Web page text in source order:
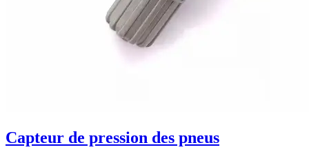
Capteur de pression des pneus